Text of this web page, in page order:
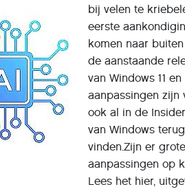
bij velen te
eerste
komen naar
de aanstaande
van Windows 11
aanpassingen zijn
ook al in de
van Windows
vinden.Zijn er grote
aanpassingen op
Lees het hier,